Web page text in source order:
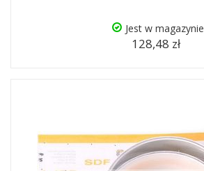
Jest w magazynie
128,48 zł